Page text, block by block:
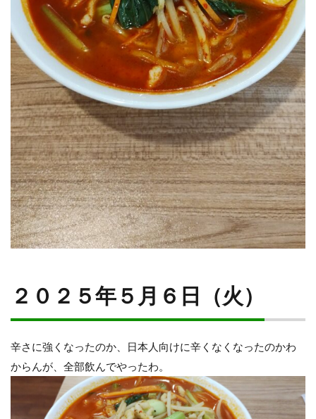
２０２５年５月６日（火）
辛さに強くなったのか、日本人向けに辛くなくなったのかわ
からんが、全部飲んでやったわ。